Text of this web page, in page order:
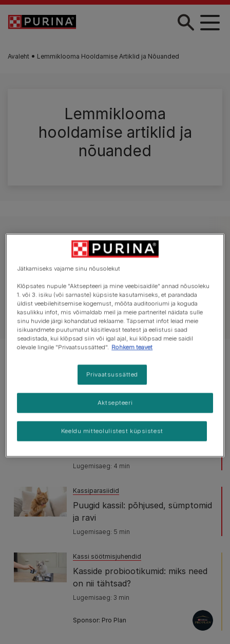
Liigu edasi põhisisu juurde
Avaleht Lemmiklooma Hooldamise Artiklid ja Nõuanded
Lemmiklooma
hooldamise artiklid ja
nõuanded
Tutvu lemmikloomahooldusega
Koera hooldamine
Populaarsed artiklid
Puugid koeral: kuidas puuki ära
Lugemisaeg: 4 min
Kassiparasiidid
Puugid kassil: põhjused, sümptomid
ja ravi
Lugemisaeg: 5 min
Kassi söötmisjuhendid
Kasside probiootikumid: miks need
on nii tähtsad?
Lugemisaeg: 3 min
Sponsor: Pro Plan
Jätkamiseks vajame sinu nõusolekut
Klõpsates nupule "Aktsepteeri ja mine veebisaidile" annad nõusoleku
1. või 3. isiku (või sarnaste) küpsiste kasutamiseks, et parandada
üldist veebilehitsemise kogemust, mõõta auditooriumi ja koguda
kasulikku infot, mis võimaldab meil ja meie partneritel näidata sulle
sinu huvide järgi kohandatud reklaame. Täpsemat infot leiad meie
isikuandmete puutumatut käsitlevast teatest ja eelistusi saad
seadistada, kui klõpsad siin või igal ajal, kui klõpsad meie saidil
olevale lingile "Privaatsussätted". Rohkem teavet
Privaatsussätted
Keeldu mitteolulistest küpsistest
Aktsepteeri